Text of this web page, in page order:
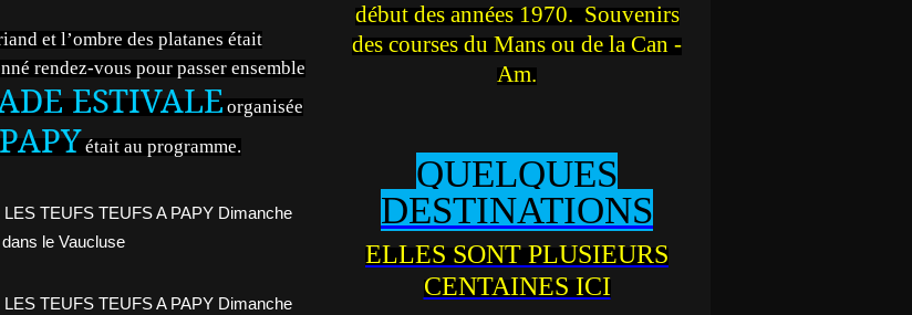
et l’ombre des platanes était
rendez-vous pour passer ensemble
ESTIVALE organisée
était au programme.
début des années 1970. Souvenirs
des courses du Mans ou de la Can -
Am.
QUELQUES
DESTINATIONS
ELLES SONT PLUSIEURS
CENTAINES ICI